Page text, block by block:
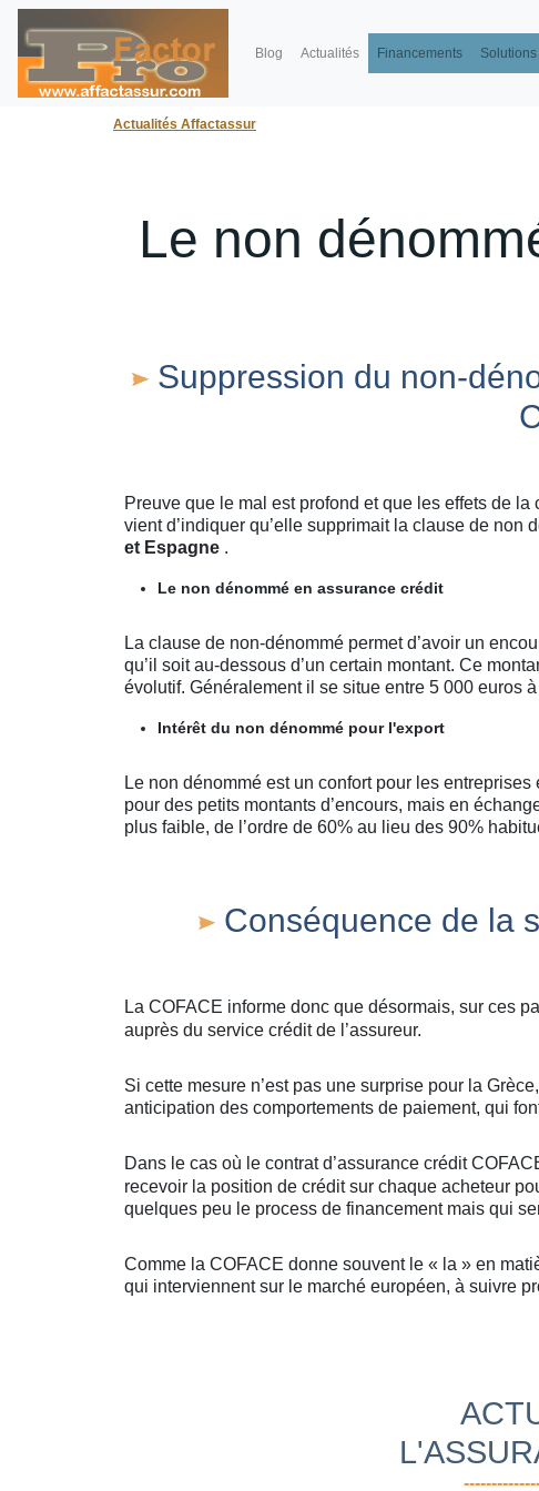
Blog Actualités Financements
Actualités Affactassur
Le non
Suppression du non-
Preuve que le mal est profond et que les effets de
vient d’indiquer qu’elle supprimait la clause de non
et Espagne .
Le non dénommé en assurance crédit
La clause de non-dénommé permet d’avoir un
qu’il soit au-dessous d’un certain montant. Ce
évolutif. Généralement il se situe entre 5 000 euros
Intérêt du non dénommé pour l'export
Le non dénommé est un confort pour les
pour des petits montants d’encours, mais en
plus faible, de l’ordre de 60% au lieu des 90%
Conséquence de la
La COFACE informe donc que désormais, sur ces
auprès du service crédit de l’assureur.
Si cette mesure n’est pas une surprise pour la
anticipation des comportements de paiement, qui
Dans le cas où le contrat d’assurance crédit
recevoir la position de crédit sur chaque acheteur
quelques peu le process de financement mais qui
Comme la COFACE donne souvent le « la » en
qui interviennent sur le marché européen, à suivre